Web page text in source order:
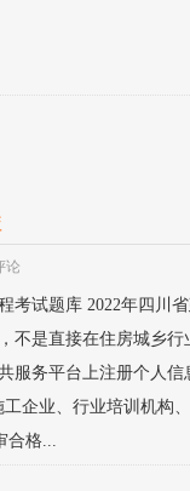
论
考试题库 2022年四川
不是直接在住房城乡
服务平台上注册个人
企业、行业培训机构
格...